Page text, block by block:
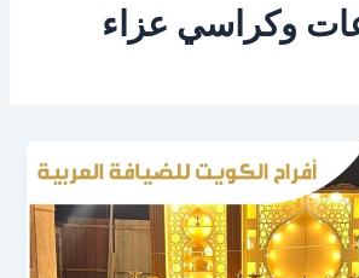
وكراسي عزاء